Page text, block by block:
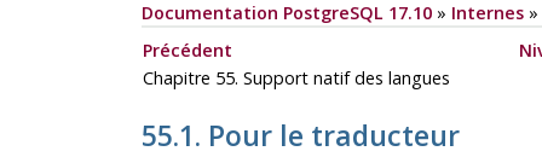
Documentation PostgreSQL 17.10» Internes»
Précédent
Chapitre 55. Support natif des langues
55.1. Pour le traducteur